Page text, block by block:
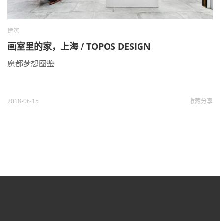
建筑
画室里的家，上海 / TOPOS DESIGN
魔都梦想图鉴
2018-06-15 收藏分享